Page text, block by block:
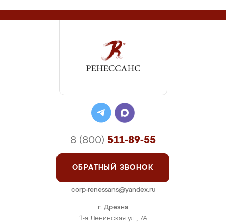
г. Дрезна
1-я Ленинская ул., 7А
8 (800) 511-89-55
ОБРАТНЫЙ ЗВОНОК
corp-renessans@yandex.ru